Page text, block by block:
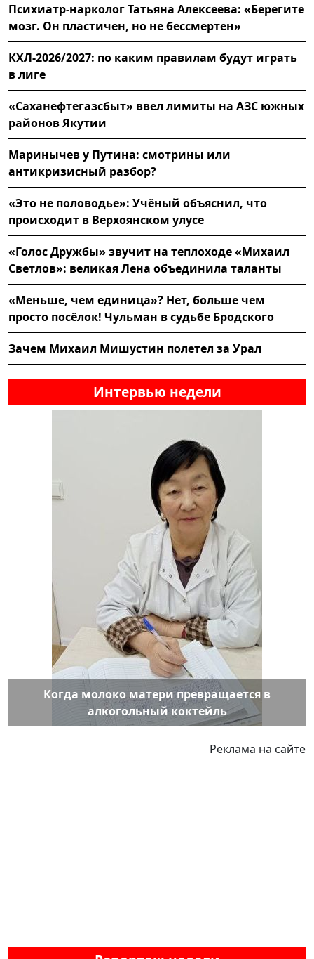
Психиатр-нарколог Татьяна Алексеева: «Берегите
мозг. Он пластичен, но не бессмертен»
КХЛ-2026/2027: по каким правилам будут играть
в лиге
«Саханефтегазсбыт» ввел лимиты на АЗС южных
районов Якутии
Маринычев у Путина: смотрины или
антикризисный разбор?
«Это не половодье»: Учёный объяснил, что
происходит в Верхоянском улусе
«Голос Дружбы» звучит на теплоходе «Михаил
Светлов»: великая Лена объединила таланты
«Меньше, чем единица»? Нет, больше чем
просто посёлок! Чульман в судьбе Бродского
Зачем Михаил Мишустин полетел за Урал
Интервью недели
Когда молоко матери превращается в
алкогольный коктейль
Реклама на сайте